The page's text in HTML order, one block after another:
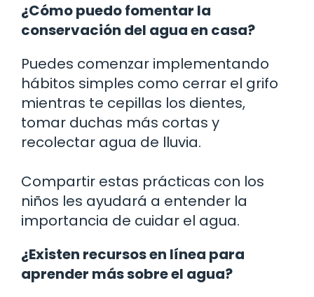
¿Cómo puedo fomentar la
conservación del agua en casa?
Puedes comenzar implementando
hábitos simples como cerrar el grifo
mientras te cepillas los dientes,
tomar duchas más cortas y
recolectar agua de lluvia.
Compartir estas prácticas con los
niños les ayudará a entender la
importancia de cuidar el agua.
¿Existen recursos en línea para
aprender más sobre el agua?